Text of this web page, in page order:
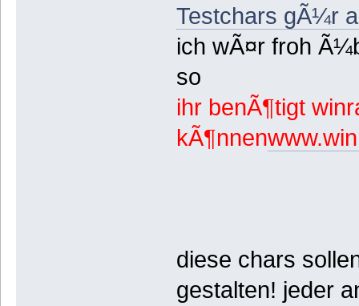
Testchars gÃ¼r
ich wÃ¤r froh
so
ihr benÃ¶tigt
kÃ¶nnen
diese chars
gestalten! jeder